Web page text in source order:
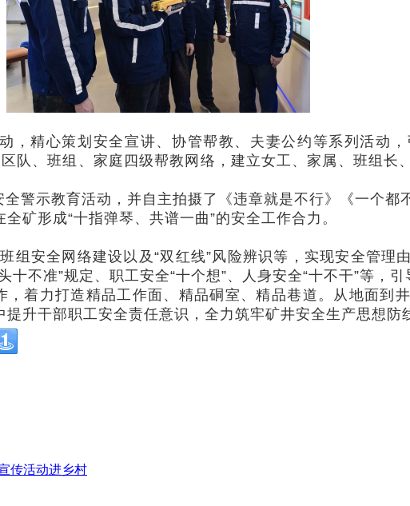
，精心策划安全宣讲、协管帮教、夫妻公约等系列活动
队、班组、家庭四级帮教网络，建立女工、家属、班组
警示教育活动，并自主拍摄了《违章就是不行》《一个都
矿形成“十指弹琴、共谱一曲”的安全工作合力。
组安全网络建设以及“双红线”风险辨识等，实现安全管理
不准”规定、职工安全“十个想”、人身安全“十不干”等，
着力打造精品工作面、精品硐室、精品巷道。从地面到
升干部职工安全责任意识，全力筑牢矿井安全生产思想防
传活动进乡村